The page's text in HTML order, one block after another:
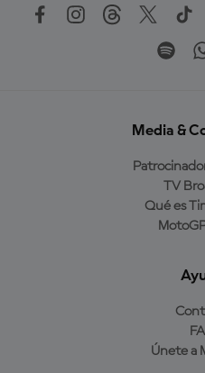
Media &
TV
Qué es
Únete a